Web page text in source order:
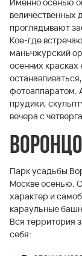
величественных
проглядывают
Кое-где
маньчжурский
осенних красках
фотоаппаратом.
прудики,
вечера с
Парк усадьбы
Москве осенью.
характер и
караульные
Вся территория
себя: